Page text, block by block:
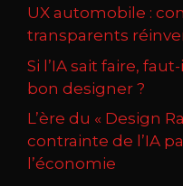
UX automobile :
transparents
Si l’IA sait faire,
bon designer ?
L’ère du « Design
contrainte de l’IA
l’économie